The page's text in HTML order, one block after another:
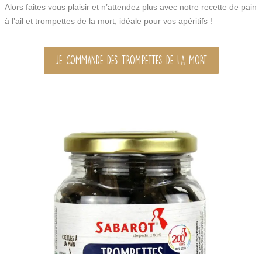
Alors faites vous plaisir et n’attendez plus avec notre recette de pain
à l’ail et trompettes de la mort, idéale pour vos apéritifs !
JE COMMANDE DES TROMPETTES DE LA MORT